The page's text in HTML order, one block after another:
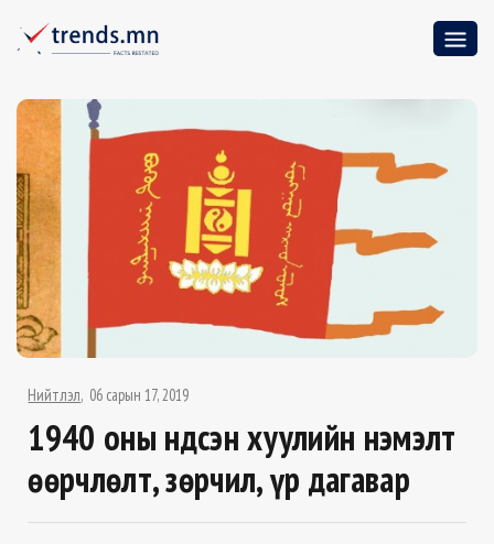
Нийтлэл 06 сарын 17, 2019
1940 оны Үндсэн хуулийн нэмэлт
өөрчлөлт, зөрчил, үр дагавар